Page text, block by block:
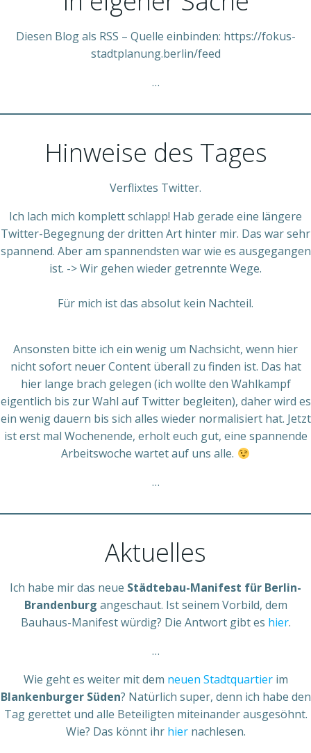
Diesen Blog als RSS – Quelle einbinden: https://fokus-
stadtplanung.berlin/feed
…
Hinweise des Tages
Verflixtes Twitter.
Ich lach mich komplett schlapp! Hab gerade eine längere
Twitter-Begegnung der dritten Art hinter mir. Das war sehr
spannend. Aber am spannendsten war wie es ausgegangen
ist. -> Wir gehen wieder getrennte Wege.
Für mich ist das absolut kein Nachteil.
Ansonsten bitte ich ein wenig um Nachsicht, wenn hier
nicht sofort neuer Content überall zu finden ist. Das hat
hier lange brach gelegen (ich wollte den Wahlkampf
eigentlich bis zur Wahl auf Twitter begleiten), daher wird es
ein wenig dauern bis sich alles wieder normalisiert hat. Jetzt
ist erst mal Wochenende, erholt euch gut, eine spannende
Arbeitswoche wartet auf uns alle.
…
Aktuelles
Ich habe mir das neue Städtebau-Manifest für Berlin-
Brandenburg angeschaut. Ist seinem Vorbild, dem
Bauhaus-Manifest würdig? Die Antwort gibt es hier.
…
Wie geht es weiter mit dem neuen Stadtquartierim
Blankenburger Süden? Natürlich super, denn ich habe den
Tag gerettet und alle Beteiligten miteinander ausgesöhnt.
Wie? Das könnt ihr hiernachlesen.